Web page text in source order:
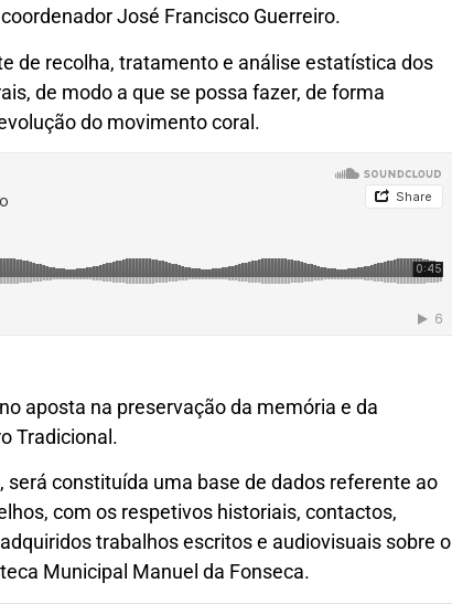
José Francisco Guerreiro.
de recolha, tratamento e análise estatística dos
de modo a que se possa fazer, de forma
do movimento coral.
aposta na preservação da memória e da
Tradicional.
constituída uma base de dados referente ao
com os respetivos historiais, contactos,
trabalhos escritos e audiovisuais sobre o
Municipal Manuel da Fonseca.